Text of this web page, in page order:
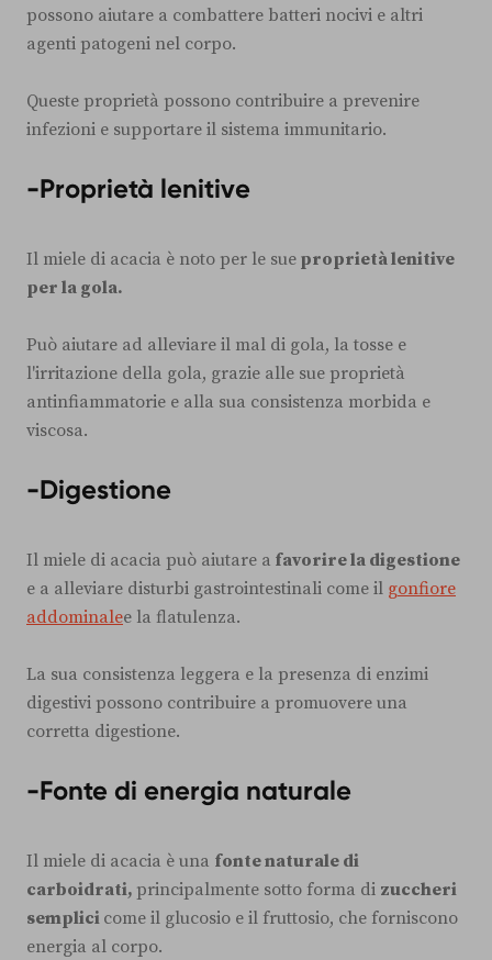
possono aiutare a combattere batteri nocivi e altri
agenti patogeni nel corpo.
Queste proprietà possono contribuire a prevenire
infezioni e supportare il sistema immunitario.
-Proprietà lenitive
Il miele di acacia è noto per le sue proprietà lenitive
per la gola.
Può aiutare ad alleviare il mal di gola, la tosse e
l'irritazione della gola, grazie alle sue proprietà
antinfiammatorie e alla sua consistenza morbida e
viscosa.
-Digestione
Il miele di acacia può aiutare a favorire la digestione
e a alleviare disturbi gastrointestinali come il gonfiore
addominalee la flatulenza.
La sua consistenza leggera e la presenza di enzimi
digestivi possono contribuire a promuovere una
corretta digestione.
-Fonte di energia naturale
Il miele di acacia è una fonte naturale di
carboidrati, principalmente sotto forma di zuccheri
semplici come il glucosio e il fruttosio, che forniscono
energia al corpo.